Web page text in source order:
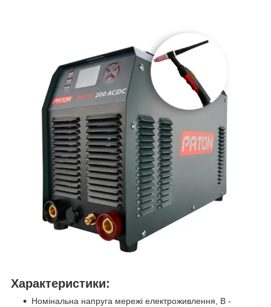
Характеристики:
Номінальна напруга мережі електроживлення, В -